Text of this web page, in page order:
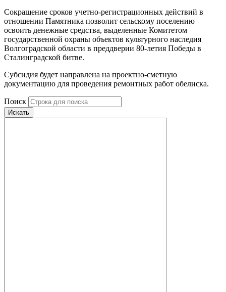
Сокращение сроков учетно-регистрационных действий в
отношении Памятника позволит сельскому поселению
освоить денежные средства, выделенные Комитетом
государственной охраны объектов культурного наследия
Волгоградской области в преддверии 80-летия Победы в
Сталинградской битве.
Субсидия будет направлена на проектно-сметную
документацию для проведения ремонтных работ обелиска.
Поиск
Искать